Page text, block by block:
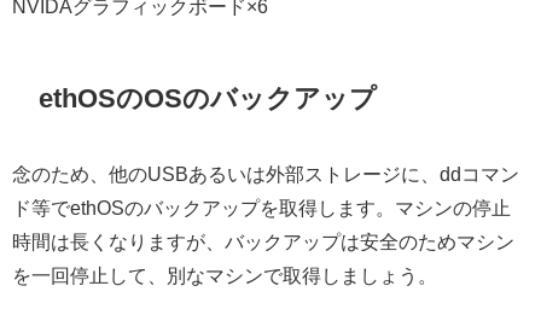
NVIDAグラフィックボード×6
ethOSのOSのバックアップ
念のため、他のUSBあるいは外部ストレージに、ddコマン
ド等でethOSのバックアップを取得します。マシンの停止
時間は長くなりますが、バックアップは安全のためマシン
を一回停止して、別なマシンで取得しましょう。